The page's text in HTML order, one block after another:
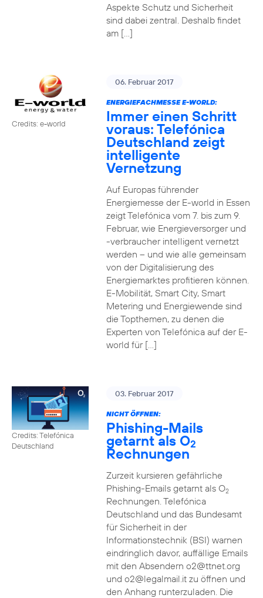
Aspekte Schutz und Sicherheit
sind dabei zentral. Deshalb findet
am […]
Credits: e-world
06. Februar 2017
ENERGIEFACHMESSE E-WORLD:
Immer einen Schritt
voraus: Telefónica
Deutschland zeigt
intelligente
Vernetzung
Auf Europas führender
Energiemesse der E-world in Essen
zeigt Telefónica vom 7. bis zum 9.
Februar, wie Energieversorger und
-verbraucher intelligent vernetzt
werden – und wie alle gemeinsam
von der Digitalisierung des
Energiemarktes profitieren können.
E-Mobilität, Smart City, Smart
Metering und Energiewende sind
die Topthemen, zu denen die
Experten von Telefónica auf der E-
world für […]
Credits: Telefónica
Deutschland
03. Februar 2017
NICHT ÖFFNEN:
Phishing-Mails
getarnt als O2
Rechnungen
Zurzeit kursieren gefährliche
Phishing-Emails getarnt als O2
Rechnungen. Telefónica
Deutschland und das Bundesamt
für Sicherheit in der
Informationstechnik (BSI) warnen
eindringlich davor, auffällige Emails
mit den Absendern o2@ttnet.org
und o2@legalmail.it zu öffnen und
den Anhang runterzuladen. Die